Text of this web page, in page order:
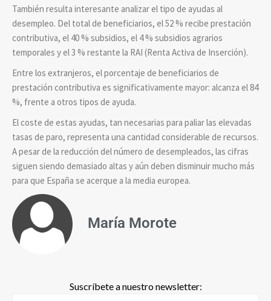
También resulta interesante analizar el tipo de ayudas al
desempleo. Del total de beneficiarios, el 52 % recibe prestación
contributiva, el 40 % subsidios, el 4 % subsidios agrarios
temporales y el 3 % restante la RAI (Renta Activa de Inserción).
Entre los extranjeros, el porcentaje de beneficiarios de
prestación contributiva es significativamente mayor: alcanza el 84
%, frente a otros tipos de ayuda.
El coste de estas ayudas, tan necesarias para paliar las elevadas
tasas de paro, representa una cantidad considerable de recursos.
A pesar de la reducción del número de desempleados, las cifras
siguen siendo demasiado altas y aún deben disminuir mucho más
para que España se acerque a la media europea.
María Morote
Suscríbete a nuestro newsletter: